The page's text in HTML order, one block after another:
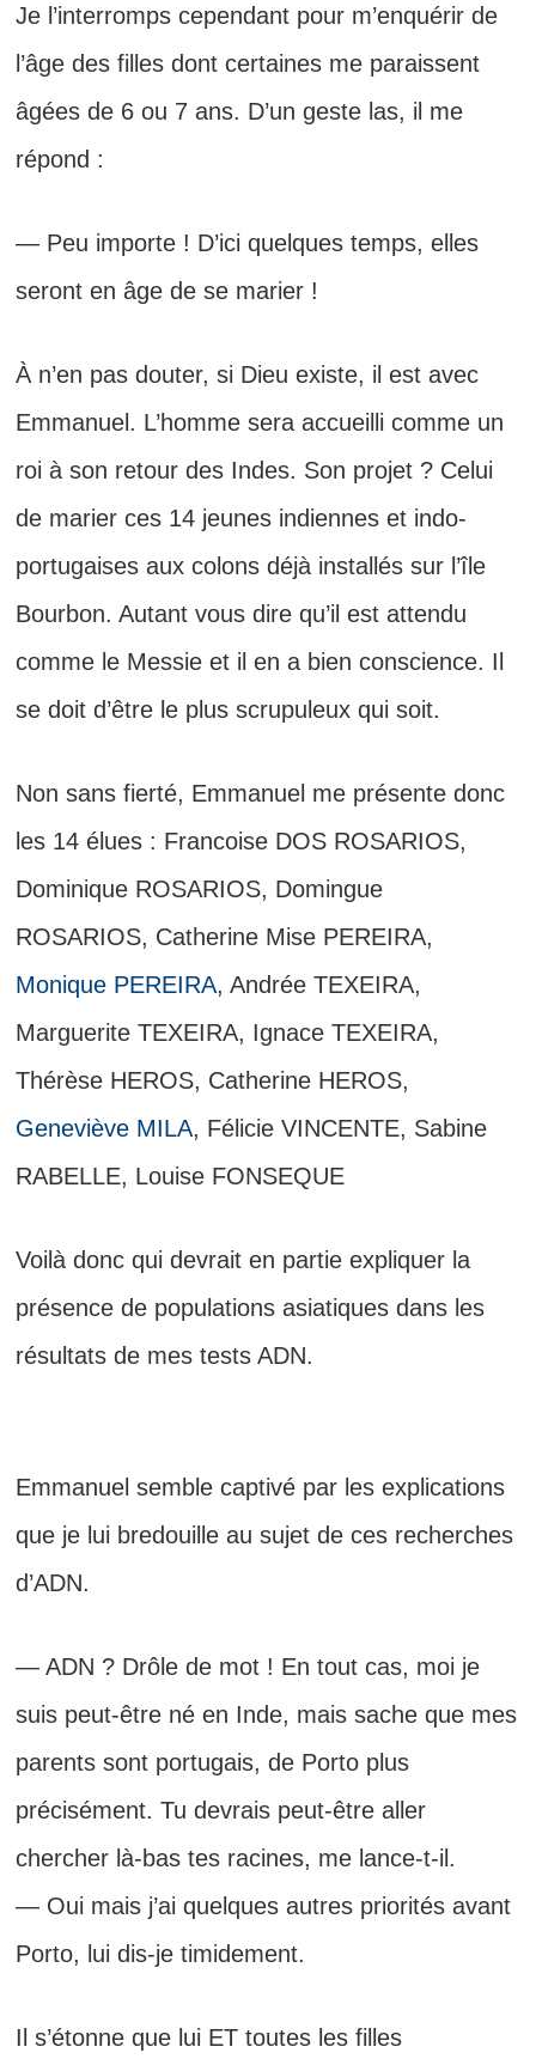
Je l’interromps cependant pour m’enquérir de
l’âge des filles dont certaines me paraissent
âgées de 6 ou 7 ans. D’un geste las, il me
répond :
— Peu importe ! D’ici quelques temps, elles
seront en âge de se marier !
À n’en pas douter, si Dieu existe, il est avec
Emmanuel. L’homme sera accueilli comme un
roi à son retour des Indes. Son projet ? Celui
de marier ces 14 jeunes indiennes et indo-
portugaises aux colons déjà installés sur l’île
Bourbon. Autant vous dire qu’il est attendu
comme le Messie et il en a bien conscience. Il
se doit d’être le plus scrupuleux qui soit.
Non sans fierté, Emmanuel me présente donc
les 14 élues : Francoise DOS ROSARIOS,
Dominique ROSARIOS, Domingue
ROSARIOS, Catherine Mise PEREIRA,
Monique PEREIRA, Andrée TEXEIRA,
Marguerite TEXEIRA, Ignace TEXEIRA,
Thérèse HEROS, Catherine HEROS,
Geneviève MILA, Félicie VINCENTE, Sabine
RABELLE, Louise FONSEQUE
Voilà donc qui devrait en partie expliquer la
présence de populations asiatiques dans les
résultats de mes tests ADN.
Emmanuel semble captivé par les explications
que je lui bredouille au sujet de ces recherches
d’ADN.
— ADN ? Drôle de mot ! En tout cas, moi je
suis peut-être né en Inde, mais sache que mes
parents sont portugais, de Porto plus
précisément. Tu devrais peut-être aller
chercher là-bas tes racines, me lance-t-il.
— Oui mais j’ai quelques autres priorités avant
Porto, lui dis-je timidement.
Il s’étonne que lui ET toutes les filles